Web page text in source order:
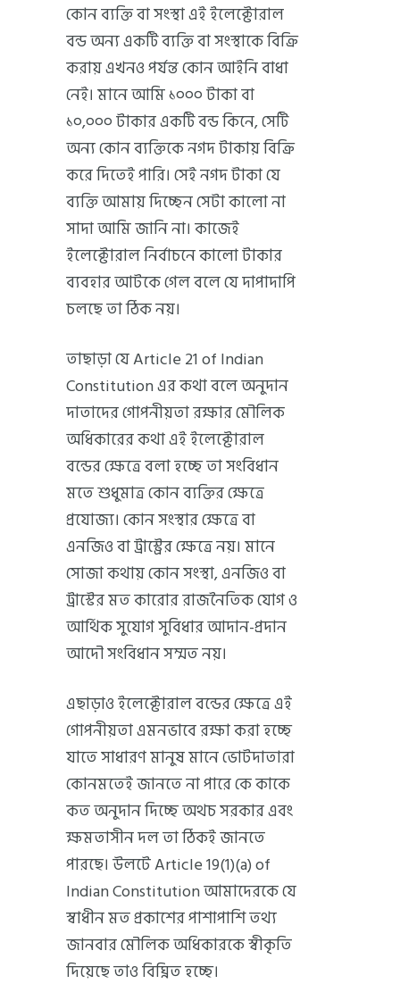
কোন ব্যক্তি বা সংস্থা এই ইলেক্টোরাল
বন্ড অন্য একটি ব্যক্তি বা সংস্থাকে বিক্রি
করায় এখনও পর্যন্ত কোন আইনি বাধা
নেই। মানে আমি ১০০০ টাকা বা
১০,০০০ টাকার একটি বন্ড কিনে, সেটি
অন্য কোন ব্যক্তিকে নগদ টাকায় বিক্রি
করে দিতেই পারি। সেই নগদ টাকা যে
ব্যক্তি আমায় দিচ্ছেন সেটা কালো না
সাদা আমি জানি না। কাজেই
ইলেক্টোরাল নির্বাচনে কালো টাকার
ব্যবহার আটকে গেল বলে যে দাপাদাপি
চলছে তা ঠিক নয়।
তাছাড়া যে Article 21 of Indian
Constitution এর কথা বলে অনুদান
দাতাদের গোপনীয়তা রক্ষার মৌলিক
অধিকারের কথা এই ইলেক্টোরাল
বন্ডের ক্ষেত্রে বলা হচ্ছে তা সংবিধান
মতে শুধুমাত্র কোন ব্যক্তির ক্ষেত্রে
প্রযোজ্য। কোন সংস্থার ক্ষেত্রে বা
এনজিও বা ট্রাস্ট্রের ক্ষেত্রে নয়। মানে
সোজা কথায় কোন সংস্থা, এনজিও বা
ট্রাস্টের মত কারোর রাজনৈতিক যোগ ও
আর্থিক সুযোগ সুবিধার আদান-প্রদান
আদৌ সংবিধান সম্মত নয়।
এছাড়াও ইলেক্টোরাল বন্ডের ক্ষেত্রে এই
গোপনীয়তা এমনভাবে রক্ষা করা হচ্ছে
যাতে সাধারণ মানুষ মানে ভোটদাতারা
কোনমতেই জানতে না পারে কে কাকে
কত অনুদান দিচ্ছে অথচ সরকার এবং
ক্ষমতাসীন দল তা ঠিকই জানতে
পারছে। উলটে Article 19(1)(a) of
Indian Constitution আমাদেরকে যে
স্বাধীন মত প্রকাশের পাশাপাশি তথ্য
জানবার মৌলিক অধিকারকে স্বীকৃতি
দিয়েছে তাও বিঘ্নিত হচ্ছে।